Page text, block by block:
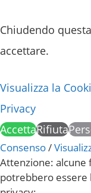
Chiudendo
accettare.
Visualizza la
Privacy
AccettaRifiuta
Consenso/
Attenzione: alcune
potrebbero essere